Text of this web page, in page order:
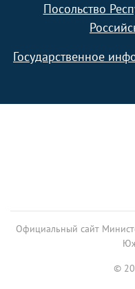
Посольство
Государственное
Официальный сайт
©